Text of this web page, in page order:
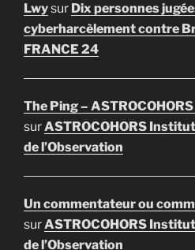
Lwysur Dix personnes
cyberharcèlement contre
FRANCE 24
The Ping –
surASTROCOHORS
de l’Observation
Un commentateur ou
surASTROCOHORS
de l’Observation